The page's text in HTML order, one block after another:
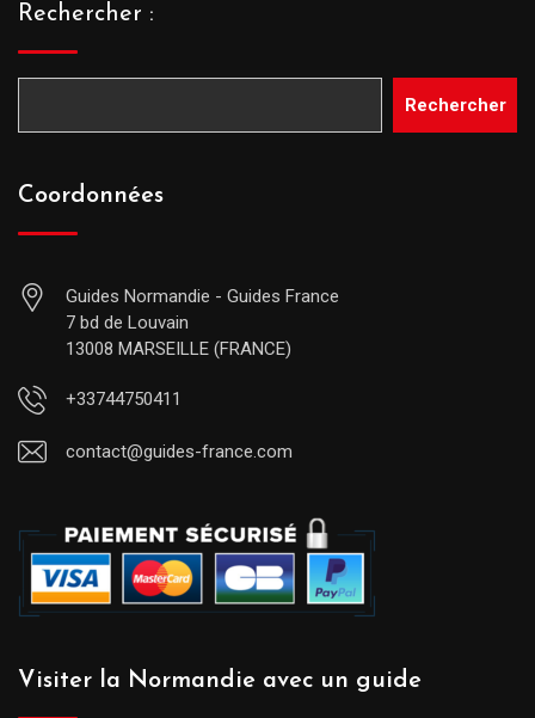
Rechercher :
Rechercher
Coordonnées
Guides Normandie - Guides France
7 bd de Louvain
13008 MARSEILLE (FRANCE)
+33744750411
contact@guides-france.com
Visiter la Normandie avec un guide